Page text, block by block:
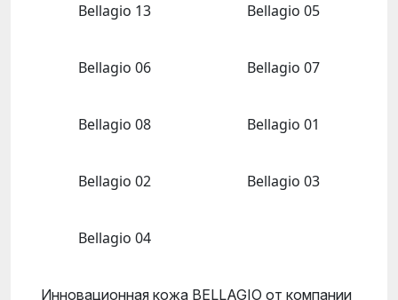
Bellagio 13 Bellagio 05
Bellagio 06 Bellagio 07
Bellagio 08 Bellagio 01
Bellagio 02 Bellagio 03
Bellagio 04
Инновационная кожа BELLAGIO от компании